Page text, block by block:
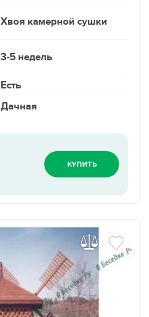
Хвоя камерной сушки
3-5 недель
Есть
Дачная
КУПИТЬ